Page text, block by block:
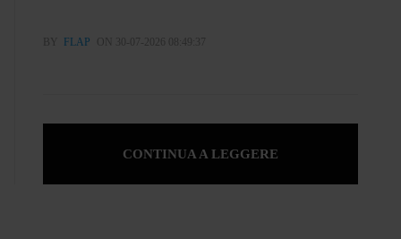
BY FLAP ON 30-07-2026 08:49:37
CONTINUA A LEGGERE